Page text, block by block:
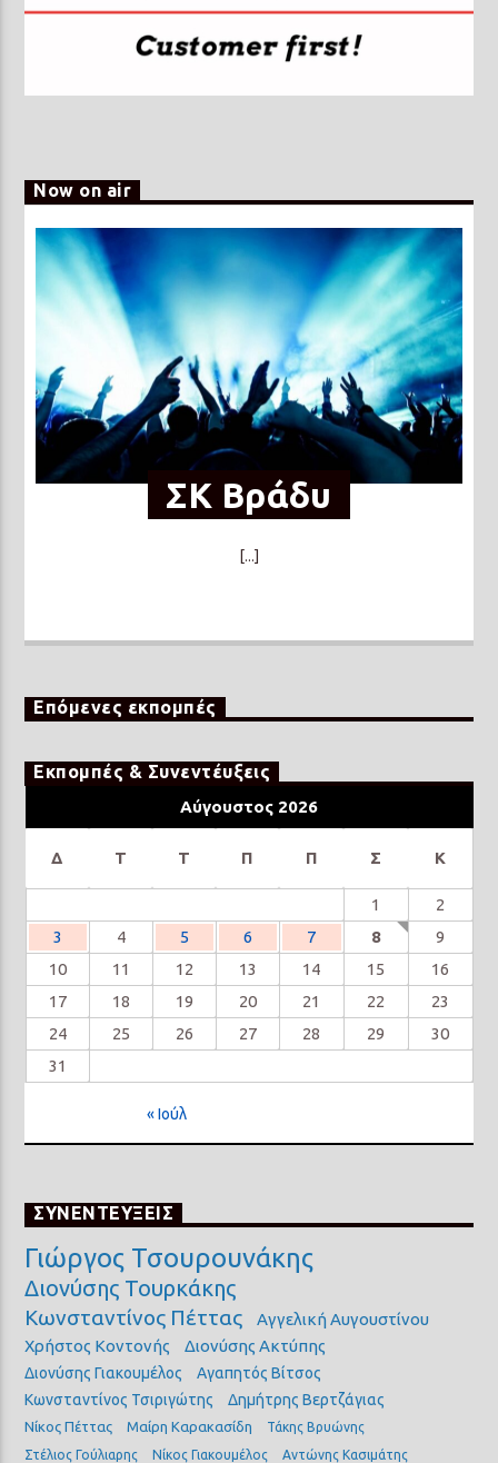
Now on air
ΣΚ Βράδυ
[...]
Επόμενες εκπομπές
Εκπομπές & Συνεντέυξεις
Αύγουστος 2026
Δ Τ Τ Π Π Σ Κ
1
2
3
4 5 6 7 8
9
10
11 12 13 14 15
16
17
18 19 20 21 22
23
24
25 26 27 28 29
30
31
« Ιούλ
ΣΥΝΕΝΤΕΥΞΕΙΣ
Γιώργος Τσουρουνάκης
Διονύσης Τουρκάκης
Κωνσταντίνος Πέττας
Αγγελική Αυγουστίνου
Χρήστος Κοντονής
Διονύσης Ακτύπης
Διονύσης Γιακουμέλος
Αγαπητός Βίτσος
Κωνσταντίνος Τσιριγώτης
Δημήτρης Βερτζάγιας
Νίκος Πέττας Μαίρη Καρακασίδη
Τάκης Βρυώνης
Στέλιος Γούλιαρης
Νίκος Γιακουμέλος
Αντώνης Κασιμάτης